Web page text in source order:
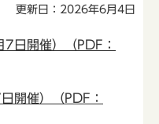
更新日：2026年6月4日
日開催）（PDF：
開催）（PDF：